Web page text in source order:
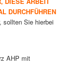
DURCHFÜHREN
Sie hierbei
AHP mit